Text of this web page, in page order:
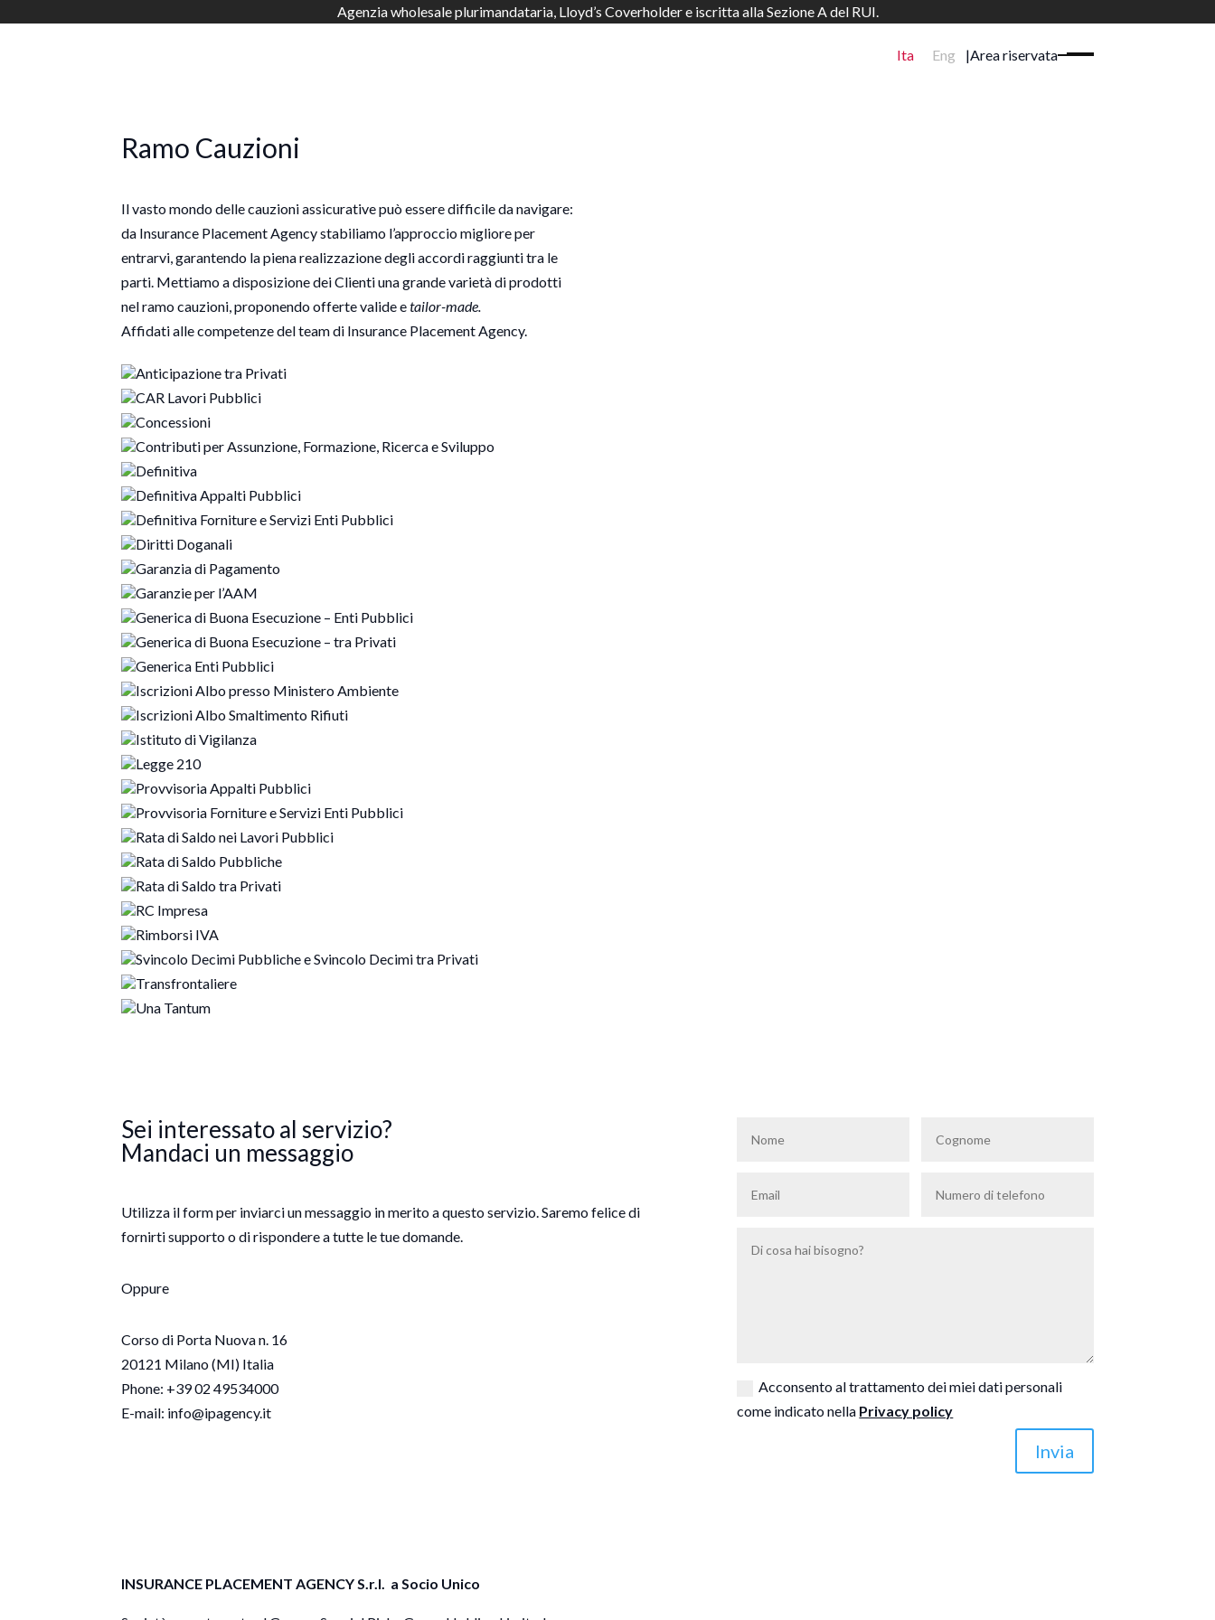
Agenzia wholesale plurimandataria, Lloyd’s Coverholder e iscritta alla Sezione A del RUI.
Ita Eng |Area riservata
Ramo Cauzioni
Il vasto mondo delle cauzioni assicurative può essere difficile da navigare:
da Insurance Placement Agency stabiliamo l’approccio migliore per
entrarvi, garantendo la piena realizzazione degli accordi raggiunti tra le
parti. Mettiamo a disposizione dei Clienti una grande varietà di prodotti
nel ramo cauzioni, proponendo offerte valide etailor-made.
Affidati alle competenze del team di Insurance Placement Agency.
Anticipazione tra Privati
CAR Lavori Pubblici
Concessioni
Contributi per Assunzione, Formazione, Ricerca e Sviluppo
Definitiva
Definitiva Appalti Pubblici
Definitiva Forniture e Servizi Enti Pubblici
Diritti Doganali
Garanzia di Pagamento
Garanzie per l’AAM
Generica di Buona Esecuzione – Enti Pubblici
Generica di Buona Esecuzione – tra Privati
Generica Enti Pubblici
Iscrizioni Albo presso Ministero Ambiente
Iscrizioni Albo Smaltimento Rifiuti
Istituto di Vigilanza
Legge 210
Provvisoria Appalti Pubblici
Provvisoria Forniture e Servizi Enti Pubblici
Rata di Saldo nei Lavori Pubblici
Rata di Saldo Pubbliche
Rata di Saldo tra Privati
RC Impresa
Rimborsi IVA
Svincolo Decimi Pubbliche e Svincolo Decimi tra Privati
Transfrontaliere
Una Tantum
Sei interessato al servizio?
Mandaci un messaggio
Utilizza il form per inviarci un messaggio in merito a questo servizio. Saremo felice di
fornirti supporto o di rispondere a tutte le tue domande.
Oppure
Corso di Porta Nuova n. 16
20121 Milano (MI) Italia
Phone: +39 02 49534000
E-mail: info@ipagency.it
Acconsento al trattamento dei miei dati personali
come indicato nella Privacy policy
Invia
INSURANCE PLACEMENT AGENCY S.r.l. a Socio Unico